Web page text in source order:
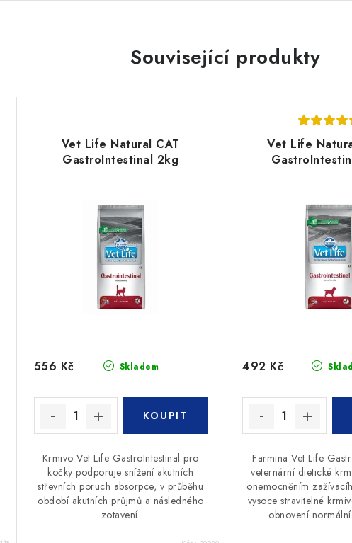
Související produkty
Vet Life Natural CAT
GastroIntestinal 2kg
Skladem
556 Kč
Krmivo Vet Life GastroIntestinal pro
kočky podporuje snížení akutních
střevních poruch absorpce, v průběhu
období akutních průjmů a následného
zotavení.
Vet Life
492 Kč
Farmina Vet Life
veternární dietické
onemocněním
vysoce stravitelné
obnovení